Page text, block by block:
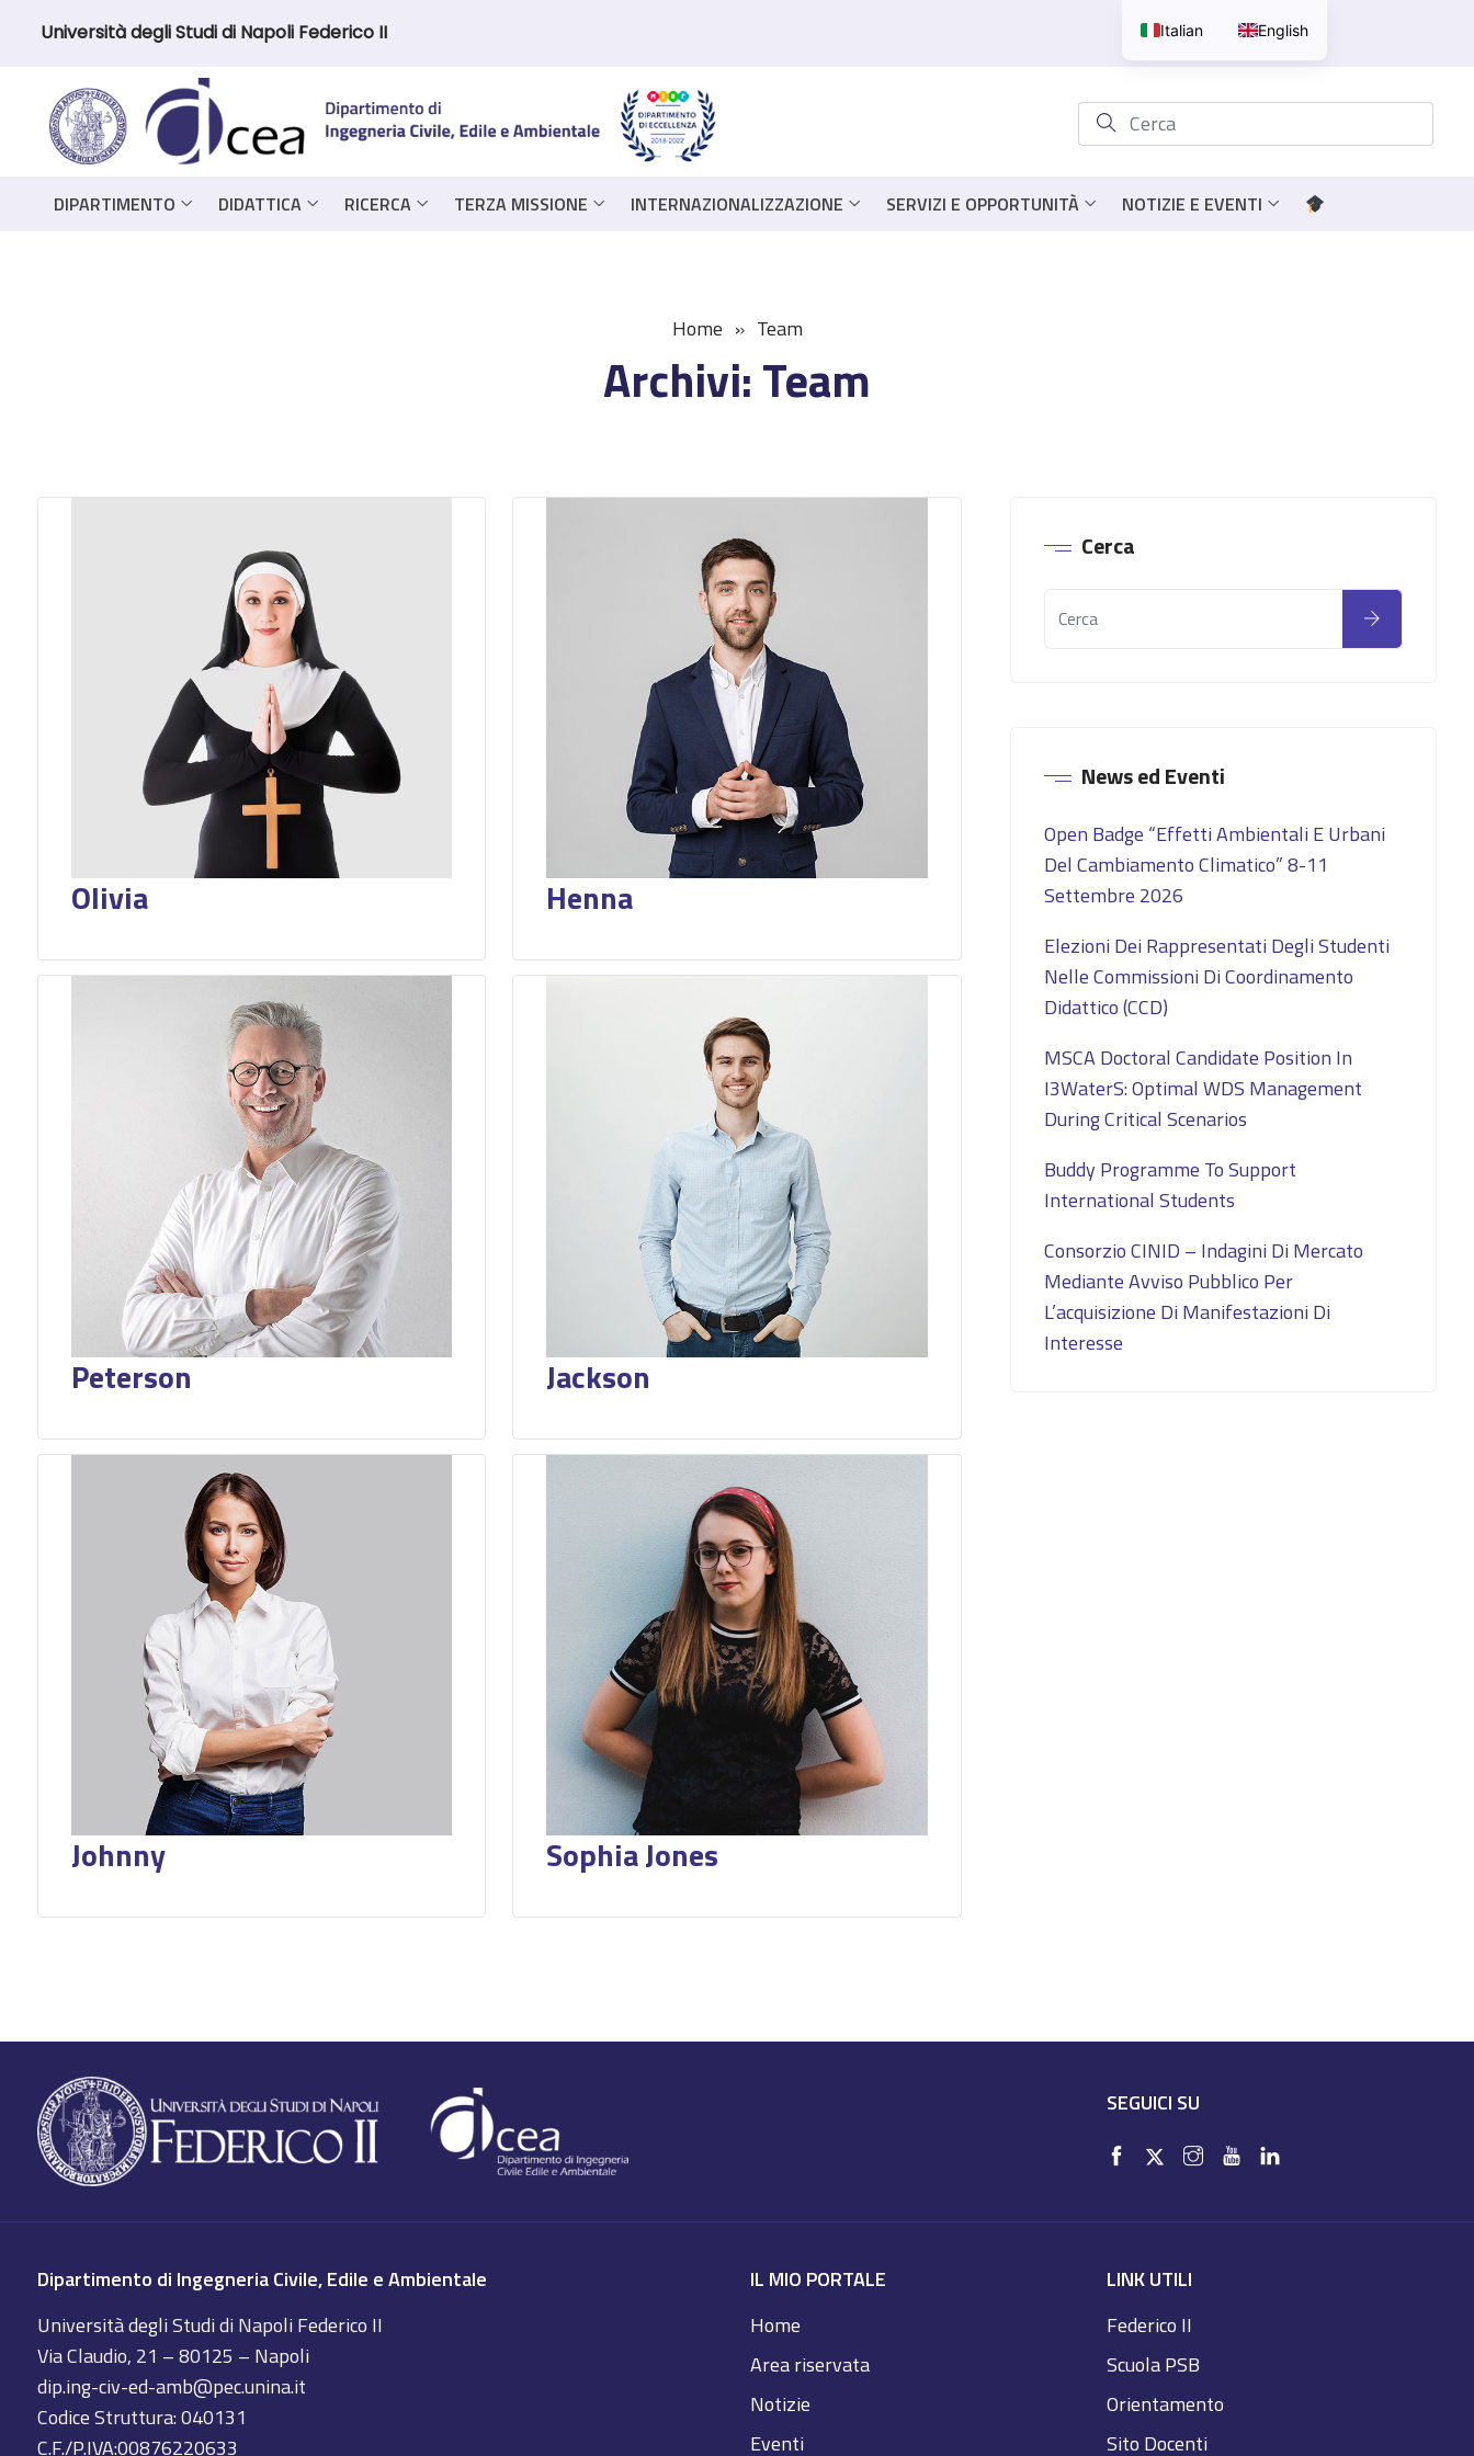
Università degli Studi di Napoli Federico II
DIPARTIMENTO DIDATTICA RICERCA TERZA MISSIONE INTERNAZIONALIZZAZIONE SERVIZI E OPPORTUNITÀ NOTIZIE E EVENTI
Home Team
Archivi:Team
Olivia Henna
Peterson Jackson
Johnny Sophia Jones
Cerca
News ed Eventi
Open Badge “Effetti Ambientali E Urbani
Del Cambiamento Climatico” 8-11
Settembre 2026
Elezioni Dei Rappresentati Degli Studenti
Nelle Commissioni Di Coordinamento
Didattico (CCD)
MSCA Doctoral Candidate Position In
I3WaterS: Optimal WDS Management
During Critical Scenarios
Buddy Programme To Support
International Students
Consorzio CINID – Indagini Di Mercato
Mediante Avviso Pubblico Per
L’acquisizione Di Manifestazioni Di
Interesse
SEGUICI SU
Dipartimento di Ingegneria Civile, Edile e Ambientale
Università degli Studi di Napoli Federico II
Via Claudio, 21 – 80125 – Napoli
dip.ing-civ-ed-amb@pec.unina.it
Codice Struttura: 040131
C.F./P.IVA:00876220633
IL MIO PORTALE
Home
Area riservata
Notizie
Eventi
LINK UTILI
Federico II
Scuola PSB
Orientamento
Sito Docenti
Italian English